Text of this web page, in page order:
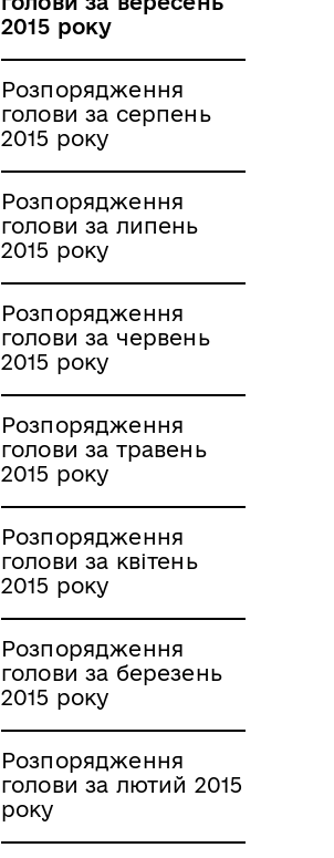
2015 року
Розпорядження
голови за серпень
2015 року
Розпорядження
голови за липень
2015 року
Розпорядження
голови за червень
2015 року
Розпорядження
голови за травень
2015 року
Розпорядження
голови за квітень
2015 року
Розпорядження
голови за березень
2015 року
Розпорядження
голови за лютий 2015
року